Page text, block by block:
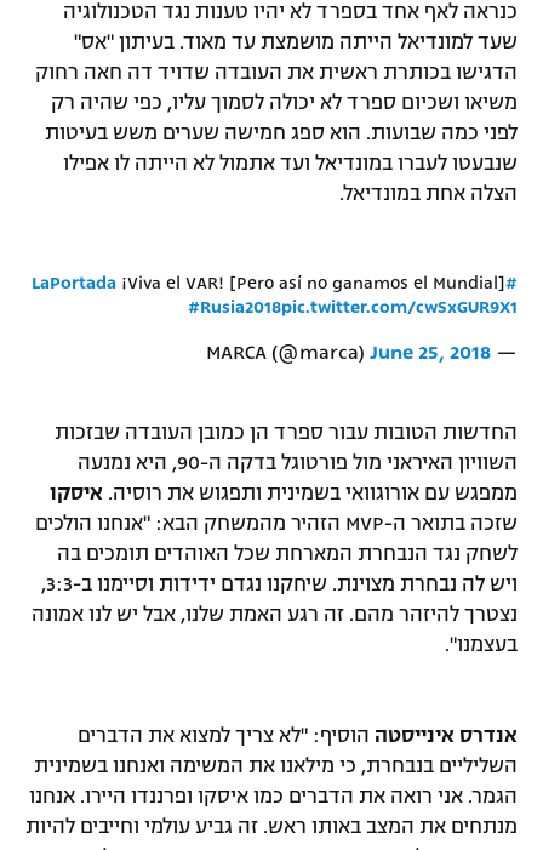
כנראה לאף אחד בספרד לא יהיו טענות נגד הטכנולוגיה
שעד למונדיאל הייתה מושמצת עד מאוד. בעיתון "אס"
הדגישו בכותרת ראשית את העובדה שדויד דה חאה רחוק
משיאו ושכיום ספרד לא יכולה לסמוך עליו, כפי שהיה רק
לפני כמה שבועות. הוא ספג חמישה שערים משש בעיטות
שנבעטו לעברו במונדיאל ועד אתמול לא הייתה לו אפילו
הצלה אחת במונדיאל.
#LaPortada
¡Viva el VAR! [Pero así no ganamos el Mundial]
#Rusia2018pic.twitter.com/cwSxGUR9X1
— MARCA (@marca)
June 25, 2018
החדשות הטובות עבור ספרד הן כמובן העובדה שבזכות
השוויון האיראני מול פורטוגל בדקה ה-90, היא נמנעה
ממפגש עם אורוגוואי בשמינית ותפגוש את רוסיה. איסקו
שזכה בתואר ה-MVP הזהיר מהמשחק הבא: "אנחנו הולכים
לשחק נגד הנבחרת המארחת שכל האוהדים תומכים בה
ויש לה נבחרת מצוינת. שיחקנו נגדם ידידות וסיימנו ב-3:3,
נצטרך להיזהר מהם. זה רגע האמת שלנו, אבל יש לנו אמונה
בעצמנו".
אנדרס אינייסטה הוסיף: "לא צריך למצוא את הדברים
השליליים בנבחרת, כי מילאנו את המשימה ואנחנו בשמינית
הגמר. אני רואה את הדברים כמו איסקו ופרננדו היירו. אנחנו
מנתחים את המצב באותו ראש. זה גביע עולמי וחייבים להיות